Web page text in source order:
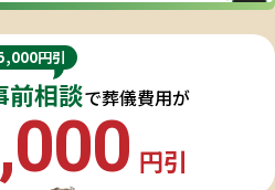
前相談
円引
で葬儀費用が
円引